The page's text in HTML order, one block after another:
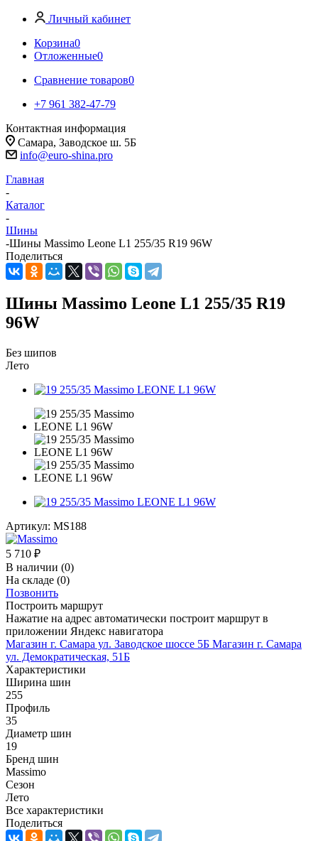
Личный кабинет
Корзина0
Отложенные0
Сравнение товаров0
+7 961 382-47-79
Контактная информация
Самара, Заводское ш. 5Б
info@euro-shina.pro
Главная
-
Каталог
-
Шины
-Шины Massimo Leone L1 255/35 R19 96W
Поделиться
Шины Massimo Leone L1 255/35 R19
96W
Без шипов
Лето
Артикул: MS188
5 710 ₽
В наличии (0)
На складе (0)
Позвонить
Построить маршрут
Нажатие на адрес автоматически построит маршрут в
приложении Яндекс навигатора
Магазин г. Самара ул. Заводское шоссе 5Б Магазин г. Самара
ул. Демократическая, 51Б
Характеристики
Ширина шин
255
Профиль
35
Диаметр шин
19
Бренд шин
Massimo
Сезон
Лето
Все характеристики
Поделиться